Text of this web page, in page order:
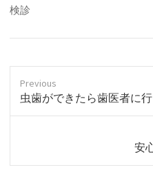
検診
Previous
P
o
虫歯ができたら歯医者に行
安